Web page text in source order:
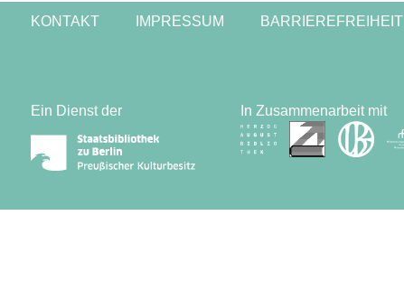
KONTAKT IMPRESSUM BARRIEREFREIHEIT
Ein Dienst der In Zusammenarbeit mit